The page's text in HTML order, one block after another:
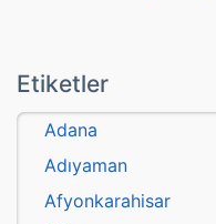
Etiketler
Adana
Adıyaman
Afyonkarahisar